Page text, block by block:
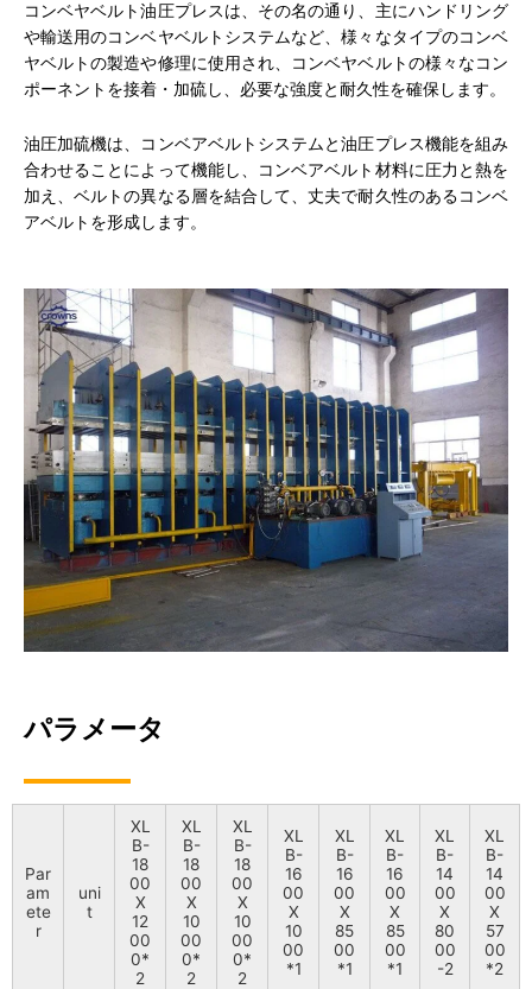
コンベヤベルト油圧プレスは、その名の通り、主にハンドリング
や輸送用のコンベヤベルトシステムなど、様々なタイプのコンベ
ヤベルトの製造や修理に使用され、コンベヤベルトの様々なコン
ポーネントを接着・加硫し、必要な強度と耐久性を確保します。
油圧加硫機は、コンベアベルトシステムと油圧プレス機能を組み
合わせることによって機能し、コンベアベルト材料に圧力と熱を
加え、ベルトの異なる層を結合して、丈夫で耐久性のあるコンベ
アベルトを形成します。
パラメータ
Par
am
ete
r
uni
t
XL
B-
18
00
X
12
00
0*
2
XL
B-
18
00
X
10
00
0*
2
XL
B-
18
00
X
10
00
0*
2
XL
B-
16
00
X
10
00
*1
XL
B-
16
00
X
85
00
*1
XL
B-
16
00
X
85
00
*1
XL
B-
14
00
X
80
00
-2
XL
B-
14
00
X
57
00
*2